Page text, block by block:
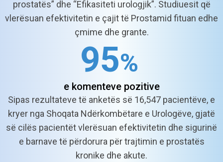
prostatës” dhe “Efikasiteti urologjik”. Studiuesit që
vlerësuan efektivitetin e çajit të Prostamid fituan edhe
çmime dhe grante.
95%
e komenteve pozitive
Sipas rezultateve të anketës së 16,547 pacientëve, e
kryer nga Shoqata Ndërkombëtare e Urologëve, gjatë
së cilës pacientët vlerësuan efektivitetin dhe sigurinë
e barnave të përdorura për trajtimin e prostatës
kronike dhe akute.